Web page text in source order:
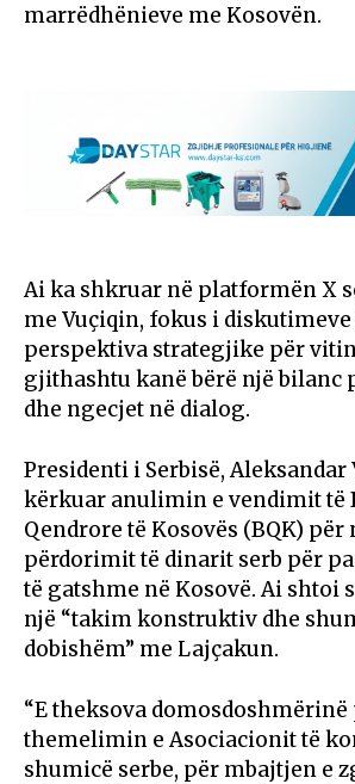
marrëdhënieve me Kosovën.
Ai ka shkruar në platformën X
me Vuçiqin, fokus i diskutimeve
perspektiva strategjike për
gjithashtu kanë bërë një bilanc
dhe ngecjet në dialog.
Presidenti i Serbisë, Aleksandar
kërkuar anulimin e vendimit të
Qendrore të Kosovës (BQK)
përdorimit të dinarit serb për
të gatshme në Kosovë. Ai shtoi
një “takim konstruktiv dhe
dobishëm” me Lajçakun.
“E theksova domosdoshmërinë
themelimin e Asociacionit të
shumicë serbe, për mbajtjen e